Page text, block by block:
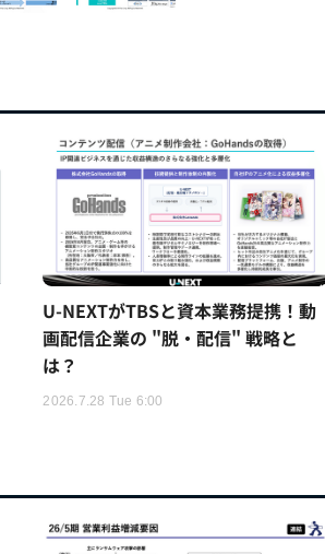
U-NEXTがTBSと資本業務提携！動
画配信企業の "脱・配信" 戦略と
は？
2026.7.28 Tue 6:00